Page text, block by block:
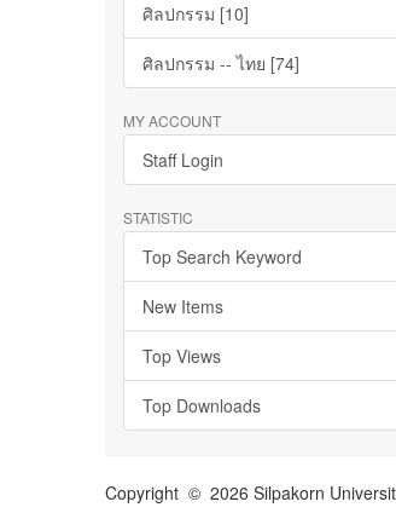
ศิลปกรรม [10]
ศิลปกรรม -- ไทย [74]
MY ACCOUNT
Staff Login
STATISTIC
Top Search Keyword
New Items
Top Views
Top Downloads
Copyright © 2026 Silpakorn